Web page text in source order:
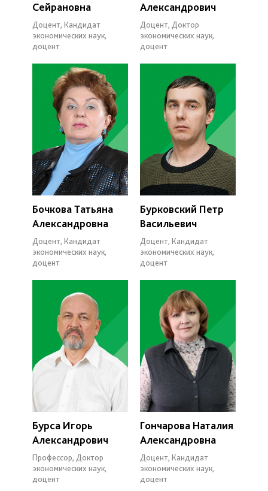
Сейрановна
Доцент, Кандидат
экономических наук,
доцент
Александрович
Доцент, Доктор
экономических наук,
доцент
Бочкова Татьяна
Александровна
Доцент, Кандидат
экономических наук,
доцент
Бурковский Петр
Васильевич
Доцент, Кандидат
экономических наук,
доцент
Бурса Игорь
Александрович
Профессор, Доктор
экономических наук,
доцент
Гончарова Наталия
Александровна
Доцент, Кандидат
экономических наук,
доцент